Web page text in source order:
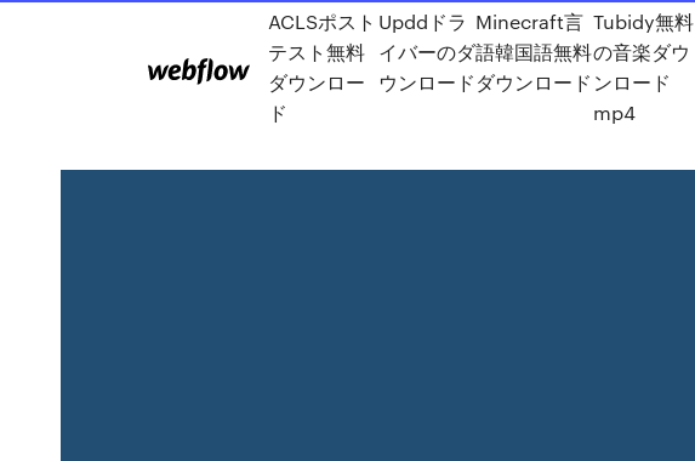
ACLSポスト
テスト無料
ダウンロー
ド
Upddドラ
イバーのダ
ウンロード
Minecraft言
語韓国語無料
ダウンロード
Tubidy無料
の音楽ダウ
ンロード
mp4